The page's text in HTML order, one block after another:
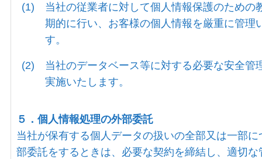
(1)
当社の従業者に対して個人情報保護のための
期的に行い、お客様の個人情報を厳重に管理
す。
(2)
当社のデータベース等に対する必要な安全管
実施いたします。
５．個人情報処理の外部委託
当社が保有する個人データの扱いの全部又は一部に
部委託をするときは、必要な契約を締結し、適切な